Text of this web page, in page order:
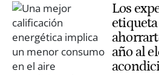
Los
año al